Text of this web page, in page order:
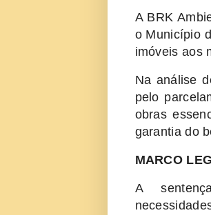
A BRK
o Município
imóveis aos
Na análise
pelo
obras
garantia do
MARCO
A